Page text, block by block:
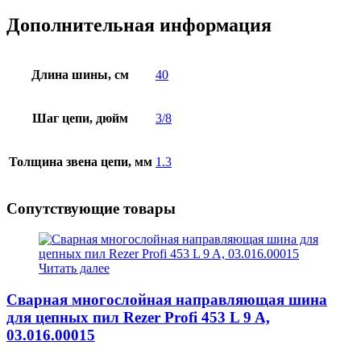
шаг
3/8",
Дополнительная информация
Длина шины, см 40
Шаг цепи, дюйм 3/8
Толщина звена цепи, мм 1.3
Сопутствующие товары
Читать далее
Сварная многослойная направляющая шина
для цепных пил Rezer Profi 453 L 9 A,
03.016.00015